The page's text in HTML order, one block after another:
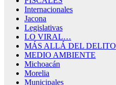
Internacionales
Jacona
Legislativas
LO VIRAL…
MÁS ALLÁ DEL DELITO
MEDIO AMBIENTE
Michoacán
Morelia
Municipales